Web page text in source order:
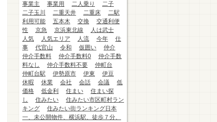
事業主
事業用 二人乗り
二子
二子玉川
二重天井 二重床
二駅
利用可能
五本木 交換
交通利便
性
京急 京浜東北線
人は武士
人気
人気エリア 人流 今年
仕
事
代官山 令和 仮囲い
仲介
仲介手数料
仲介手数料0
仲介手数
料なし
仲介手数料不要
仲町台
仲町台駅
伊勢原市 伊東
伊豆
休暇
休業 会社 会話 会議
低
価格
低金利 住まい
住まい探
し
住みたい
住みたい市区町村ラン
キング
住みたい街ランキング日本
一、未公開物件、横浜駅、徒歩７分、